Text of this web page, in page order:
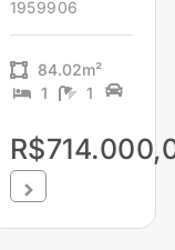
1959906
84.02m²
1
1